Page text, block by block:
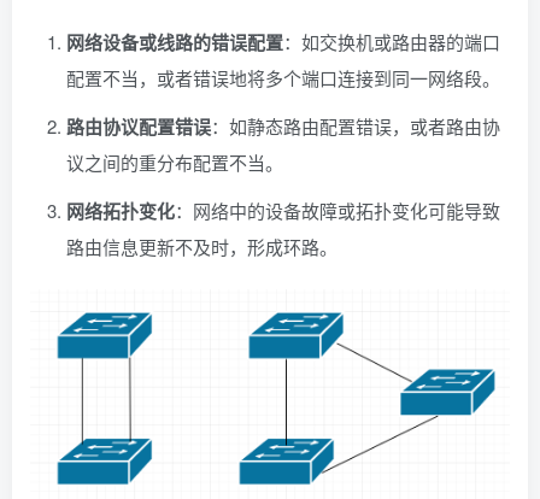
网络设备或线路的错误配置：如交换机或路由器的端口
配置不当，或者错误地将多个端口连接到同一网络段。
路由协议配置错误：如静态路由配置错误，或者路由协
议之间的重分布配置不当。
网络拓扑变化：网络中的设备故障或拓扑变化可能导致
路由信息更新不及时，形成环路。